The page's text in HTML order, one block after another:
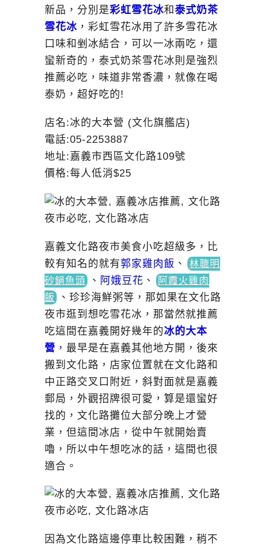
新品，分別是彩虹雪花冰和 泰式奶茶
雪花冰 ，彩虹雪花冰用了許多雪花冰
口味和剉冰結合，可以一冰兩吃，還
蠻新奇的，泰式奶茶雪花冰則是強烈
推薦必吃，味道非常香濃，就像在喝
泰奶，超好吃的!
店名:冰的大本營 (文化旗艦店)
電話:05-2253887
地址:嘉義市西區文化路109號
價格:每人低消$25
嘉義文化路夜市美食小吃超級多，比
較有知名的就有郭家雞肉飯 、
林聰明
砂鍋魚頭
、 阿娥豆花 、
阿霞火雞肉
飯
、 珍珍海鮮粥等，那如果在文化路
夜市逛到想吃雪花冰，那當然就推薦
吃這間在嘉義開好幾年的冰的大本
營 ，最早是在嘉義其他地方開，後來
搬到文化路，店家位置就在文化路和
中正路交叉口附近，斜對面就是嘉義
郵局，外觀招牌很可愛，算是還蠻好
找的，文化路攤位大部分晚上才營
業，但這間冰店，從中午就開始賣
嚕，所以中午想吃冰的話，這間也很
適合。
因為文化路這邊停車比較困難，稍不